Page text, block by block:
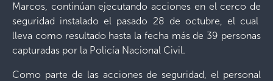
Marcos, continúan ejecutando acciones en el cerco de
seguridad instalado el pasado 28 de octubre, el cual
lleva como resultado hasta la fecha más de 39 personas
capturadas por la Policía Nacional Civil.
Como parte de las acciones de seguridad, el personal